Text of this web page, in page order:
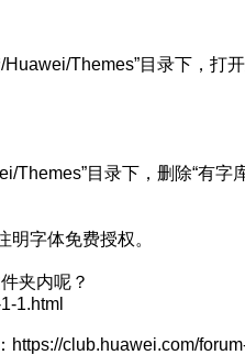
Themes”目录下，打
Themes”目录下，删除“有字
明字体免费授权。
夹内呢？
1.html
https://club.huawei.com/